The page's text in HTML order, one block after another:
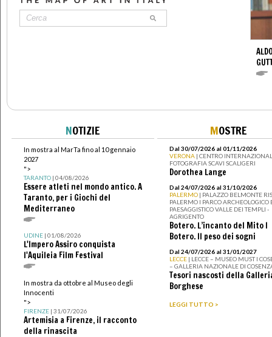
NOTIZIE
In mostra al MarTa fino al 10 gennaio
2027
">
TARANTO| 04/08/2026
Essere atleti nel mondo antico. A
Taranto, per i Giochi del
Mediterraneo
UDINE| 01/08/2026
L'Impero Assiro conquista
l'Aquileia Film Festival
In mostra da ottobre al Museo degli
Innocenti
">
FIRENZE| 31/07/2026
Artemisia a Firenze, il racconto
della rinascita
MOSTRE
Dal 30/07/2026 al 01/11/2026
VERONA | CENTRO
FOTOGRAFIA SCAVI SCALIGERI
Dorothea Lange
Dal 24/07/2026 al 31/10/2026
PALERMO | PALAZZO BELMONTE
PALERMO I PARCO ARCHEOLOGICO
PAESAGGISTICO VALLE DEI TEMPLI -
AGRIGENTO
Botero. L’incanto del Mito I
Botero. Il peso dei sogni
Dal 24/07/2026 al 31/01/2027
LECCE | LECCE – MUSEO MUST I
– GALLERIA NAZIONALE DI
Tesori nascosti della
Borghese
LEGGI TUTTO >